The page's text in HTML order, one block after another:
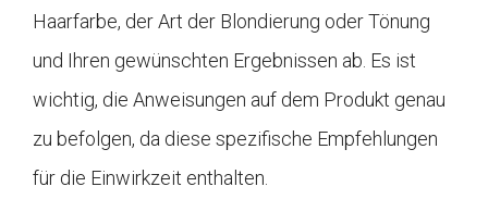
Haarfarbe, der Art der Blondierung oder Tönung
und Ihren gewünschten Ergebnissen ab. Es ist
wichtig, die Anweisungen auf dem Produkt genau
zu befolgen, da diese spezifische Empfehlungen
für die Einwirkzeit enthalten.